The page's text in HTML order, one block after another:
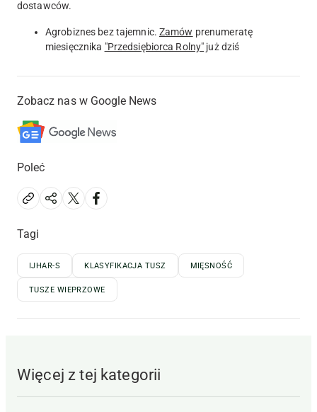
dostawców.
Agrobiznes bez tajemnic. Zamów prenumeratę
miesięcznika "Przedsiębiorca Rolny" już dziś
Zobacz nas w Google News
Poleć
Tagi
IJHAR-S KLASYFIKACJA TUSZ MIĘSNOŚĆ
TUSZE WIEPRZOWE
Więcej z tej kategorii